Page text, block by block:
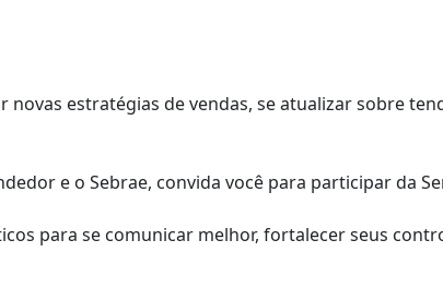
estratégias de vendas, se atualizar sobre
e o Sebrae, convida você para participar da
para se comunicar melhor, fortalecer seus